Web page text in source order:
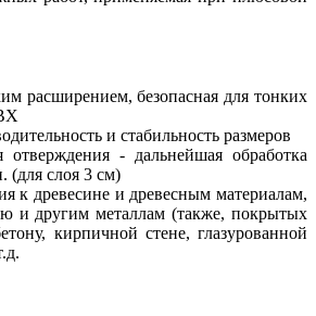
расширением, безопасная для тонких
и стабильность размеров
отверждения - дальнейшая обработка
(для слоя 3 см)
к древесине и древесным материалам,
другим металлам (также, покрытых
кирпичной стене, глазурованной